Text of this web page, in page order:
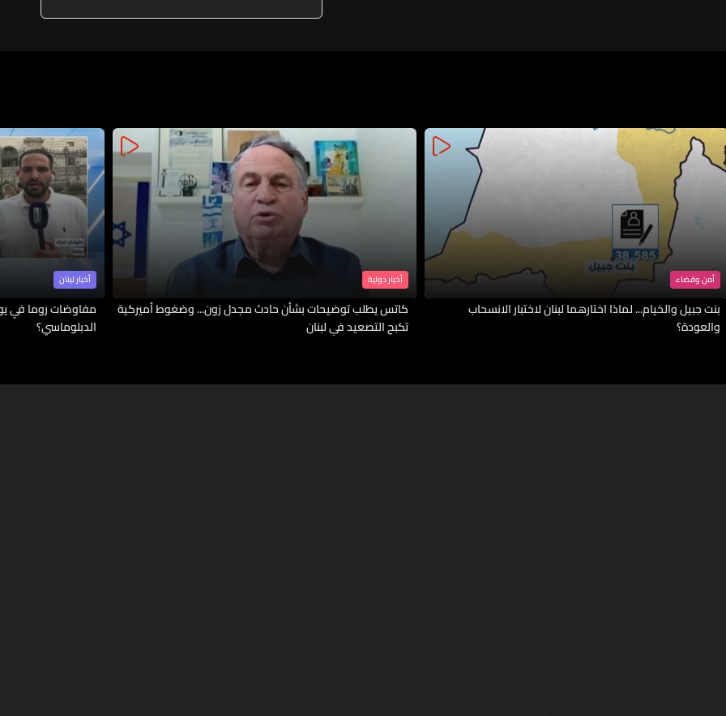
أمن وقضاء
بنت جبيل والخيام... لماذا اختارهما لبنان لاختبار الانسحاب
والعودة؟
أخبار دولية
كاتس يطلب توضيحات بشأن حادث مجدل زون... وضغوط أميركية
تكبح التصعيد في لبنان
أخبار لبنان
مفاوضات روما في
الدبلوماسي؟